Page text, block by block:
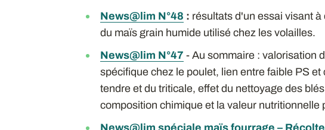
News@lim N°48 : résultats d'un essai visant
du maïs grain humide utilisé chez les volailles.
News@lim N°47 - Au sommaire : valorisation
spécifique chez le poulet, lien entre faible PS
tendre et du triticale, effet du nettoyage des
composition chimique et la valeur nutritionnelle
News@lim spéciale maïs fourrage –